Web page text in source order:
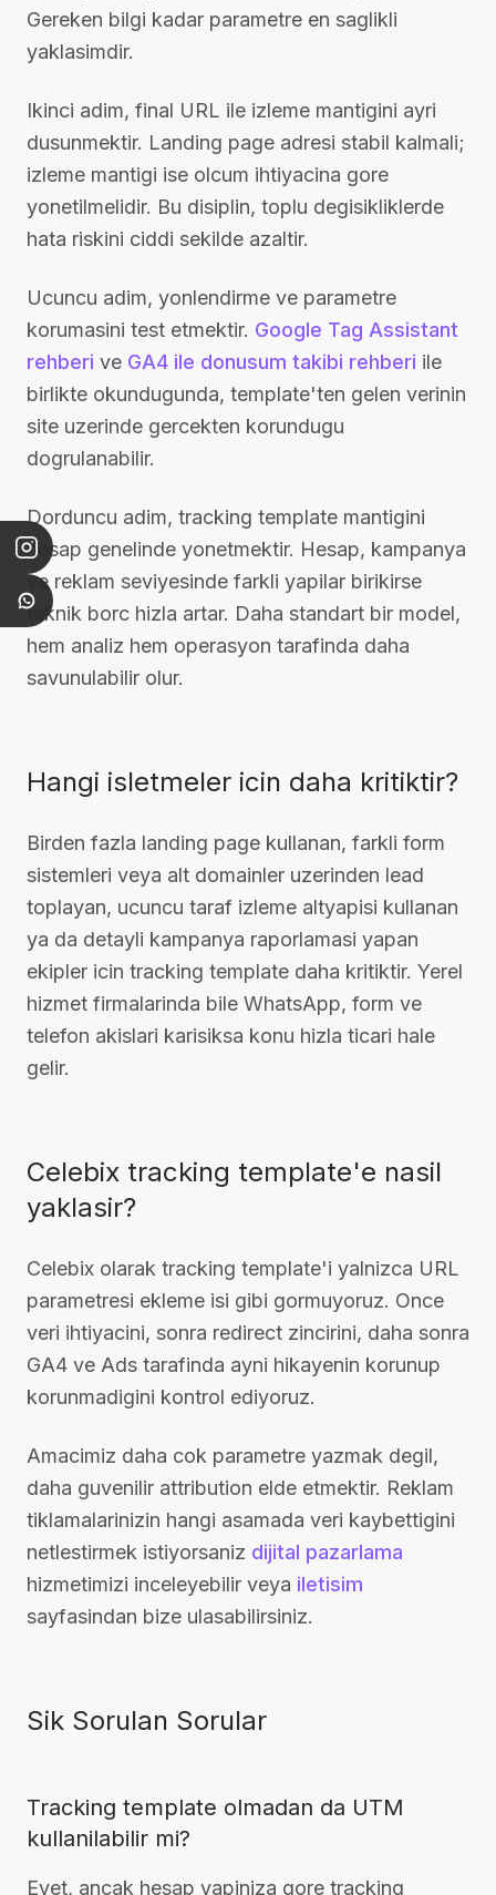
Gereken bilgi kadar parametre en saglikli
yaklasimdir.
Ikinci adim, final URL ile izleme mantigini ayri
dusunmektir. Landing page adresi stabil kalmali;
izleme mantigi ise olcum ihtiyacina gore
yonetilmelidir. Bu disiplin, toplu degisikliklerde
hata riskini ciddi sekilde azaltir.
Ucuncu adim, yonlendirme ve parametre
korumasini test etmektir. Google Tag Assistant
rehberi ve GA4 ile donusum takibi rehberi ile
birlikte okundugunda, template'ten gelen verinin
site uzerinde gercekten korundugu
dogrulanabilir.
Dorduncu adim, tracking template mantigini
hesap genelinde yonetmektir. Hesap, kampanya
ve reklam seviyesinde farkli yapilar birikirse
teknik borc hizla artar. Daha standart bir model,
hem analiz hem operasyon tarafinda daha
savunulabilir olur.
Hangi isletmeler icin daha kritiktir?
Birden fazla landing page kullanan, farkli form
sistemleri veya alt domainler uzerinden lead
toplayan, ucuncu taraf izleme altyapisi kullanan
ya da detayli kampanya raporlamasi yapan
ekipler icin tracking template daha kritiktir. Yerel
hizmet firmalarinda bile WhatsApp, form ve
telefon akislari karisiksa konu hizla ticari hale
gelir.
Celebix tracking template'e nasil
yaklasir?
Celebix olarak tracking template'i yalnizca URL
parametresi ekleme isi gibi gormuyoruz. Once
veri ihtiyacini, sonra redirect zincirini, daha sonra
GA4 ve Ads tarafinda ayni hikayenin korunup
korunmadigini kontrol ediyoruz.
Amacimiz daha cok parametre yazmak degil,
daha guvenilir attribution elde etmektir. Reklam
tiklamalarinizin hangi asamada veri kaybettigini
netlestirmek istiyorsaniz dijital pazarlama
hizmetimizi inceleyebilir veya iletisim
sayfasindan bize ulasabilirsiniz.
Sik Sorulan Sorular
Tracking template olmadan da UTM
kullanilabilir mi?
Evet, ancak hesap yapiniza gore tracking